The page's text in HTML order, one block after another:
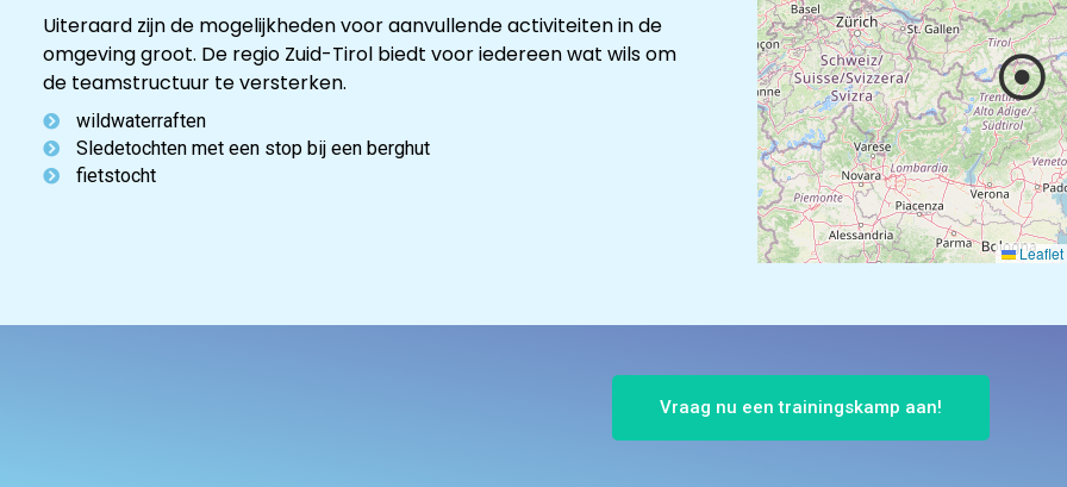
Uiteraard zijn de mogelijkheden voor aanvullende activiteiten in de
omgeving groot. De regio Zuid-Tirol biedt voor iedereen wat wils om
de teamstructuur te versterken.
wildwaterraften
Sledetochten met een stop bij een berghut
fietstocht
Leaflet
Vraag nu een trainingskamp aan!